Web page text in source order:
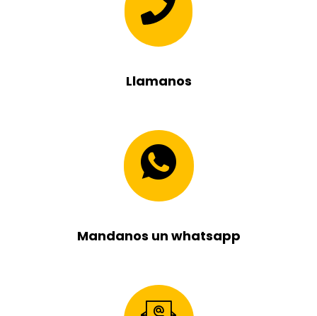
Llamanos
Mandanos un whatsapp